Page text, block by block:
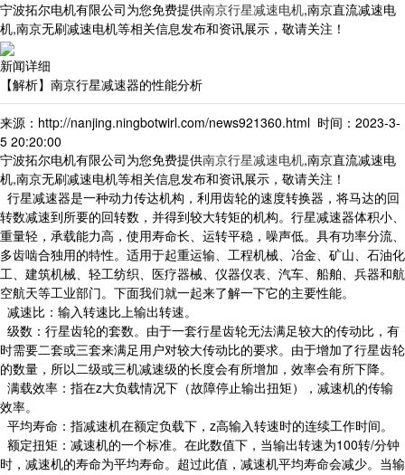
宁波拓尔电机有限公司为您免费提供南京行星减速电机,南京直流减速电
机,南京无刷减速电机等相关信息发布和资讯展示，敬请关注！
新闻详细
【解析】南京行星减速器的性能分析
来源：http://nanjing.ningbotwirl.com/news921360.html 时间：2023-3-
5 20:20:00
宁波拓尔电机有限公司为您免费提供南京行星减速电机,南京直流减速电
机,南京无刷减速电机等相关信息发布和资讯展示，敬请关注！
行星减速器是一种动力传达机构，利用齿轮的速度转换器，将马达的回
转数减速到所要的回转数，并得到较大转矩的机构。行星减速器体积小、
重量轻，承载能力高，使用寿命长、运转平稳，噪声低。具有功率分流、
多齿啮合独用的特性。适用于起重运输、工程机械、冶金、矿山、石油化
工、建筑机械、轻工纺织、医疗器械、仪器仪表、汽车、船舶、兵器和航
空航天等工业部门。下面我们就一起来了解一下它的主要性能。
减速比：输入转速比上输出转速。
级数：行星齿轮的套数。由于一套行星齿轮无法满足较大的传动比，有
时需要二套或三套来满足用户对较大传动比的要求。由于增加了行星齿轮
的数量，所以二级或三机减速级的长度会有所增加，效率会有所下降。
满载效率：指在z大负载情况下（故障停止输出扭矩），减速机的传输
效率。
平均寿命：指减速机在额定负载下，z高输入转速时的连续工作时间。
额定扭矩：减速机的一个标准。在此数值下，当输出转速为100转/分钟
时，减速机的寿命为平均寿命。超过此值，减速机平均寿命会减少。当输